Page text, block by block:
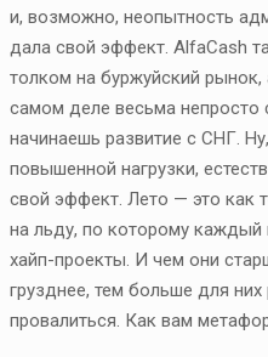
и, возможно, неопытность
дала свой эффект. AlfaCash
толком на буржуйский рынок,
самом деле весьма непросто
начинаешь развитие с СНГ.
повышенной нагрузки,
свой эффект. Лето — это как
на льду, по которому каждый
хайп-проекты. И чем они
грузднее, тем больше для них
провалиться. Как вам